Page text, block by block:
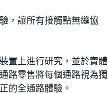
，讓所有接觸點無縫協
置上進行研究，並於實體
路零售將每個通路視為獨
的全通路體驗。